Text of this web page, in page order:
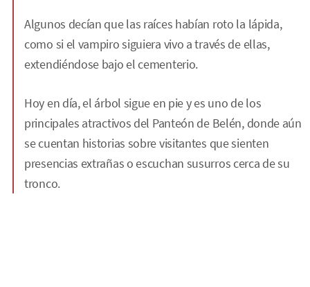
Algunos decían que las raíces habían roto la lápida,
como si el vampiro siguiera vivo a través de ellas,
extendiéndose bajo el cementerio.
Hoy en día, el árbol sigue en pie y es uno de los
principales atractivos del Panteón de Belén, donde aún
se cuentan historias sobre visitantes que sienten
presencias extrañas o escuchan susurros cerca de su
tronco.